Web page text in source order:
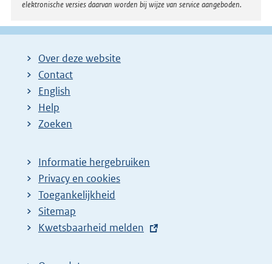
n
k
elektronische versies daarvan worden bij wijze van service aangeboden.
Over deze website
Contact
English
Help
Zoeken
Informatie hergebruiken
Privacy en cookies
Toegankelijkheid
Sitemap
E
t
Kwetsbaarheid melden